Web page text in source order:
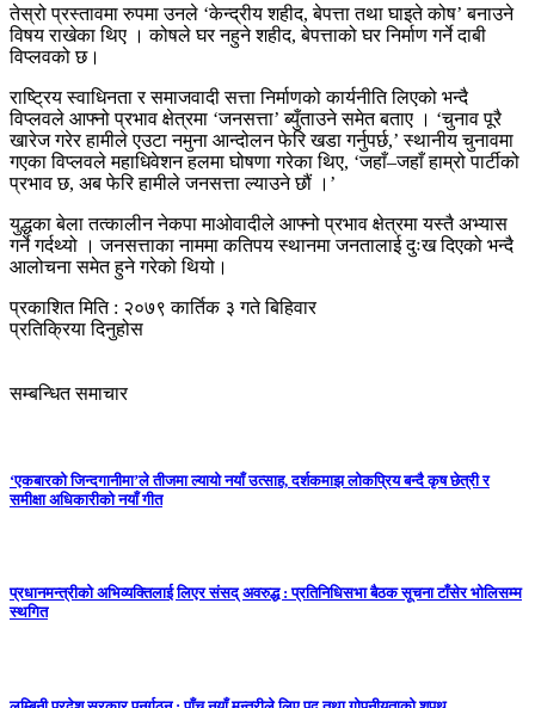
तेस्रो प्रस्तावमा रुपमा उनले ‘केन्द्रीय शहीद, बेपत्ता तथा घाइते कोष’ बनाउने
विषय राखेका थिए । कोषले घर नहुने शहीद, बेपत्ताको घर निर्माण गर्ने दाबी
विप्लवको छ।
राष्ट्रिय स्वाधिनता र समाजवादी सत्ता निर्माणको कार्यनीति लिएको भन्दै
विप्लवले आफ्नो प्रभाव क्षेत्रमा ‘जनसत्ता’ ब्युँताउने समेत बताए । ‘चुनाव पूरै
खारेज गरेर हामीले एउटा नमुना आन्दोलन फेरि खडा गर्नुपर्छ,’ स्थानीय चुनावमा
गएका विप्लवले महाधिवेशन हलमा घोषणा गरेका थिए, ‘जहाँ–जहाँ हाम्रो पार्टीको
प्रभाव छ, अब फेरि हामीले जनसत्ता ल्याउने छौं ।’
युद्धका बेला तत्कालीन नेकपा माओवादीले आफ्नो प्रभाव क्षेत्रमा यस्तै अभ्यास
गर्ने गर्दथ्यो । जनसत्ताका नाममा कतिपय स्थानमा जनतालाई दुःख दिएको भन्दै
आलोचना समेत हुने गरेको थियो।
प्रकाशित मिति : २०७९ कार्तिक ३ गते बिहिवार
प्रतिक्रिया दिनुहोस
सम्बन्धित समाचार
‘एकबारको जिन्दगानीमा’ले तीजमा ल्यायो नयाँ उत्साह, दर्शकमाझ लोकप्रिय बन्दै कृष छेत्री र
समीक्षा अधिकारीको नयाँ गीत
प्रधानमन्त्रीको अभिव्यक्तिलाई लिएर संसद् अवरुद्ध : प्रतिनिधिसभा बैठक सूचना टाँसेर भोलिसम्म
स्थगित